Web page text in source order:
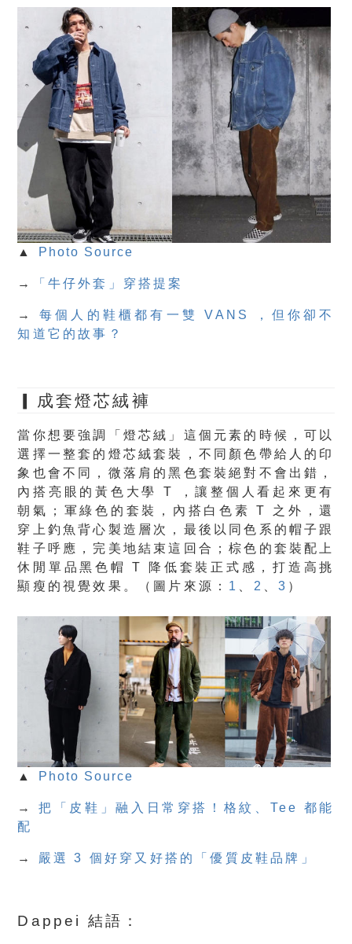
▲ Photo Source
→ 「牛仔外套」穿搭提案
→ 每個人的鞋櫃都有一雙 VANS ，但你卻不
知道它的故事？
▎成套燈芯絨褲
當你想要強調「燈芯絨」這個元素的時候，可以
選擇一整套的燈芯絨套裝，不同顏色帶給人的印
象也會不同，微落肩的黑色套裝絕對不會出錯，
內搭亮眼的黃色大學 T ，讓整個人看起來更有
朝氣；軍綠色的套裝，內搭白色素 T 之外，還
穿上釣魚背心製造層次，最後以同色系的帽子跟
鞋子呼應，完美地結束這回合；棕色的套裝配上
休閒單品黑色帽 T 降低套裝正式感，打造高挑
顯瘦的視覺效果。（圖片來源： 1 2 、3 ）
▲ Photo Source
→把「皮鞋」融入日常穿搭！格紋、Tee 都能
配
→ 嚴選 3 個好穿又好搭的「優質皮鞋品牌」
Dappei 結語：